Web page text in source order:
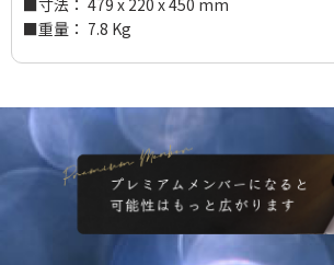
■重量： 7.8 Kg